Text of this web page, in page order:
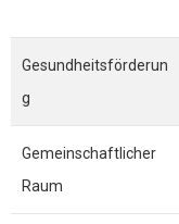
Gesundheitsförderun
g
Gemeinschaftlicher
Raum